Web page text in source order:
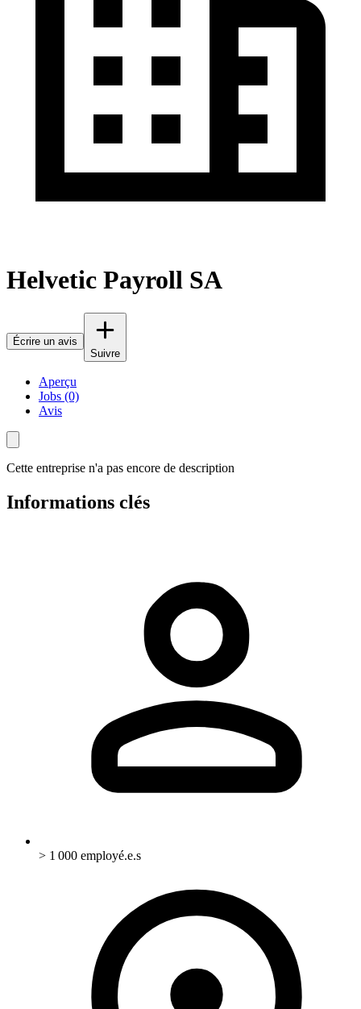
Helvetic Payroll SA
Écrire un avis
Suivre
Aperçu
Jobs (0)
Avis
Cette entreprise n'a pas encore de description
Informations clés
> 1 000 employé.e.s